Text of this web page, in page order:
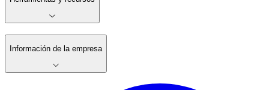
Información de la empresa